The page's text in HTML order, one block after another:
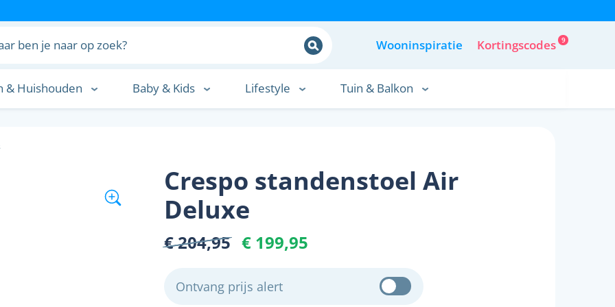
Wooninspiratie Kortingscodes 9
& Huishouden Baby & Kids Lifestyle Tuin & Balkon
Crespo standenstoel Air
Deluxe
€ 204,95 € 199,95
Ontvang prijs alert